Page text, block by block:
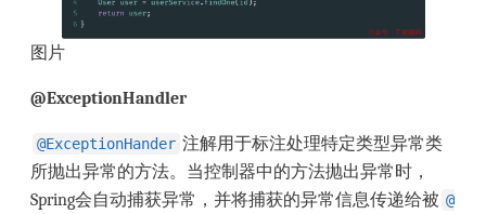
图片
@ExceptionHandler
@ExceptionHander 注解用于标注处理特定类型异常类
所抛出异常的方法。当控制器中的方法抛出异常时，
Spring会自动捕获异常，并将捕获的异常信息传递给被 @